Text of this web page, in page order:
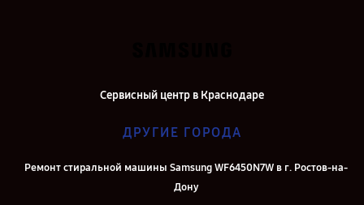
Сервисный центр в Краснодаре
ДРУГИЕ ГОРОДА
Ремонт стиральной машины Samsung WF6450N7W в г. Ростов-на-
Дону